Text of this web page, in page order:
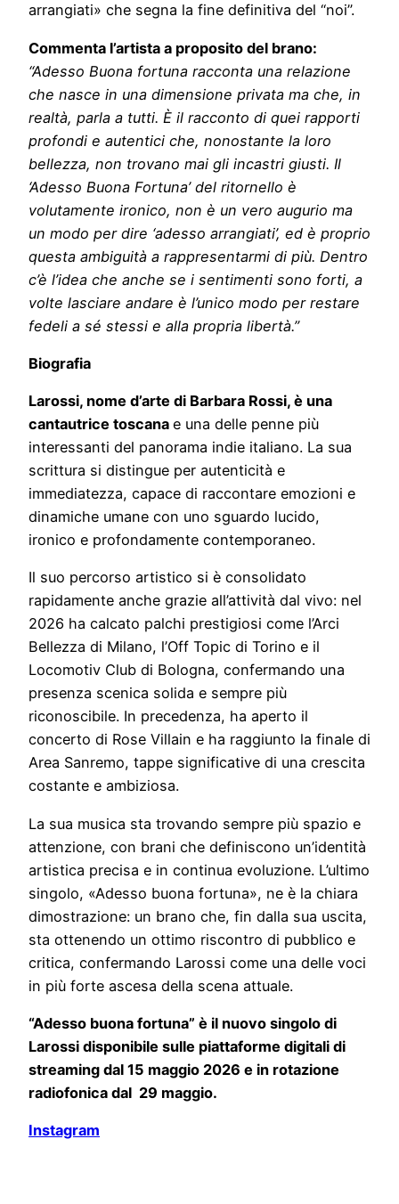
arrangiati» che segna la fine definitiva del “noi”.
Commenta l’artista a proposito del brano:
“Adesso Buona fortuna racconta una relazione
che nasce in una dimensione privata ma che, in
realtà, parla a tutti. È il racconto di quei rapporti
profondi e autentici che, nonostante la loro
bellezza, non trovano mai gli incastri giusti. Il
‘Adesso Buona Fortuna’ del ritornello è
volutamente ironico, non è un vero augurio ma
un modo per dire ‘adesso arrangiati’, ed è proprio
questa ambiguità a rappresentarmi di più. Dentro
c’è l’idea che anche se i sentimenti sono forti, a
volte lasciare andare è l’unico modo per restare
fedeli a sé stessi e alla propria libertà.”
Biografia
Larossi, nome d’arte di Barbara Rossi, è una
cantautrice toscana e una delle penne più
interessanti del panorama indie italiano. La sua
scrittura si distingue per autenticità e
immediatezza, capace di raccontare emozioni e
dinamiche umane con uno sguardo lucido,
ironico e profondamente contemporaneo.
Il suo percorso artistico si è consolidato
rapidamente anche grazie all’attività dal vivo: nel
2026 ha calcato palchi prestigiosi come l’Arci
Bellezza di Milano, l’Off Topic di Torino e il
Locomotiv Club di Bologna, confermando una
presenza scenica solida e sempre più
riconoscibile. In precedenza, ha aperto il
concerto di Rose Villain e ha raggiunto la finale di
Area Sanremo, tappe significative di una crescita
costante e ambiziosa.
La sua musica sta trovando sempre più spazio e
attenzione, con brani che definiscono un’identità
artistica precisa e in continua evoluzione. L’ultimo
singolo, «Adesso buona fortuna», ne è la chiara
dimostrazione: un brano che, fin dalla sua uscita,
sta ottenendo un ottimo riscontro di pubblico e
critica, confermando Larossi come una delle voci
in più forte ascesa della scena attuale.
“Adesso buona fortuna” è il nuovo singolo di
Larossi disponibile sulle piattaforme digitali di
streaming dal 15 maggio 2026 e in rotazione
radiofonica dal 29 maggio.
Instagram